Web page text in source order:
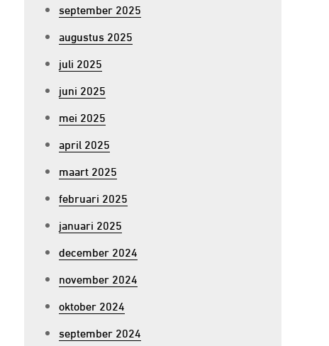
september 2025
augustus 2025
juli 2025
juni 2025
mei 2025
april 2025
maart 2025
februari 2025
januari 2025
december 2024
november 2024
oktober 2024
september 2024